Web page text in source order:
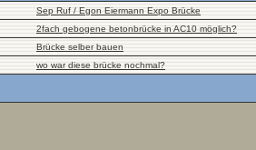
Sep Ruf / Egon Eiermann Expo Brücke
2fach gebogene betonbrücke in AC10 möglich?
Brücke selber bauen
wo war diese brücke nochmal?